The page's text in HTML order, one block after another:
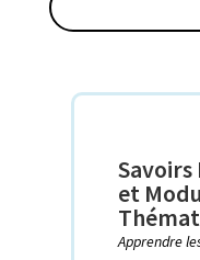
et
Apprendre